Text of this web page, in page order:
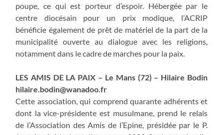
poupe, ce qui est porteur d’espoir. Hébergée par le
centre diocésain pour un prix modique, l’ACRIP
bénéficie également de prêt de matériel de la part de la
municipalité ouverte au dialogue avec les religions,
notamment dans le cadre de marches pour la paix.
LES AMIS DE LA PAIX – Le Mans (72) – Hilaire Bodin
hilaire.bodin@wanadoo.fr
Cette association, qui comprend quarante adhérents et
dont la vice-présidente est musulmane, prend le relais
de l’Association des Amis de l’Epine, présidée par le P.